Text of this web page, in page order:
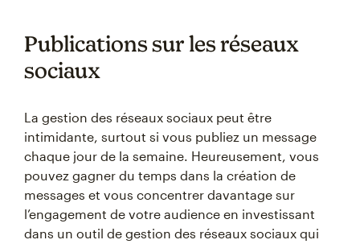
Publications sur les réseaux
sociaux
La gestion des réseaux sociaux peut être
intimidante, surtout si vous publiez un message
chaque jour de la semaine. Heureusement, vous
pouvez gagner du temps dans la création de
messages et vous concentrer davantage sur
l’engagement de votre audience en investissant
dans un outil de gestion des réseaux sociaux qui